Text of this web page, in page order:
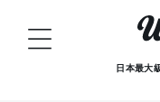
日本最大